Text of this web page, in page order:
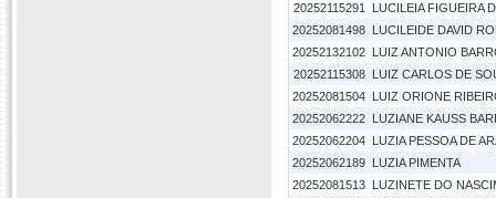
20252115291
LUCILEIA FIGUEIRA
20252081498 LUCILEIDE DAVID
20252132102 LUIZ ANTONIO
20252115308
LUIZ CARLOS DE
20252081504 LUIZ ORIONE
20252062222 LUZIANE KAUSS
20252062204 LUZIA PESSOA DE
20252062189 LUZIA PIMENTA
20252081513 LUZINETE DO